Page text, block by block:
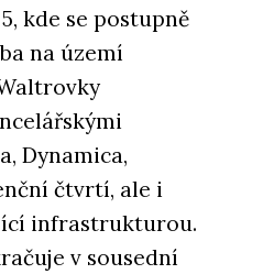
kde se postupně
na území
Dynamica,
čtvrtí, ale i
infrastrukturou.
v sousední